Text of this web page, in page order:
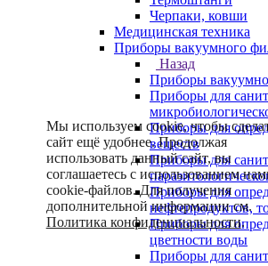
Черпаки, ковши
Медицинская техника
Приборы вакуумного
Назад
Приборы
Приборы для
Приборы для
веществ
Приборы для
Приборы для
нефтепродуктов,
Приборы для
цветности воды
Приборы для
Мы используем cookie, чтобы
сайт ещё удобнее. Продолжая
использовать данный сайт, вы
соглашаетесь с использованием
cookie-файлов. Для получения
дополнительной информации см.
Политика конфиденциальности.